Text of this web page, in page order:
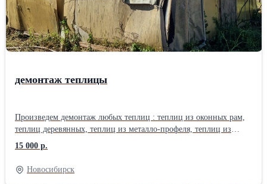
демонтаж теплицы
Произведем демонтаж любых теплиц : теплиц из оконных рам,
теплиц деревянных, теплиц из металло-профеля, теплиц из
поликарбоната.Демонтаж производим с вывозом на полигоны
или без вывоза. Стоимость от 15000 рублей. Предоставляет
транспорт и грузчики. По всем вопросам обращаться по
телефону.
15 000 р.
Новосибирск